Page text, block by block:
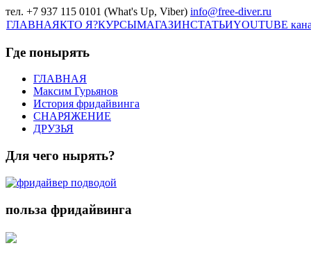
тел. +7 937 115 0101 (What's Up, Viber) info@free-diver.ru
ГЛАВНАЯКТО Я?КУРСЫМАГАЗИНСТАТЬИYOUTUBE
Где понырять
ГЛАВНАЯ
Максим Гурьянов
История фридайвинга
СНАРЯЖЕНИЕ
ДРУЗЬЯ
Для чего нырять?
польза фридайвинга